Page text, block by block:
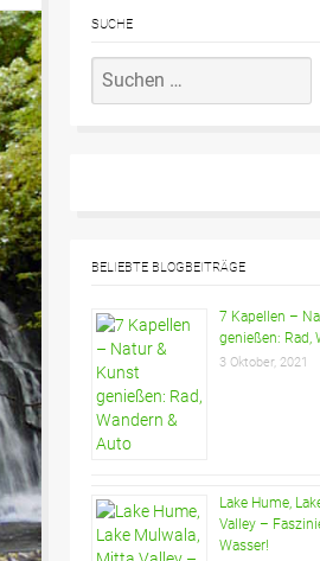
SUCHE
BELIEBTE BLOGBEITRÄGE
7 Kapellen –
genießen: Rad,
3 Oktober, 2021
Lake Hume,
Valley –
Wasser!